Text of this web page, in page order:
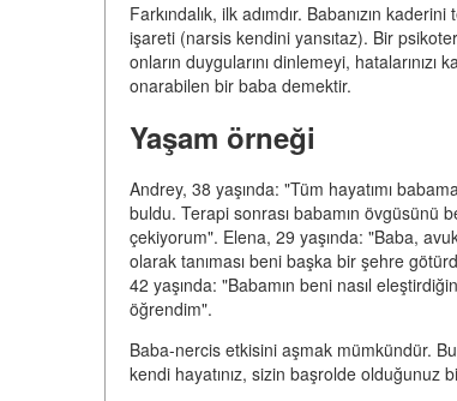
Farkındalık, ilk adımdır. Babanızın
işareti (narsis kendini yansıtaz). Bir
onların duygularını dinlemeyi,
onarabilen bir baba demektir.
Yaşam örneği
Andrey, 38 yaşında: "Tüm hayatımı
buldu. Terapi sonrası babamın övgüsünü
çekiyorum". Elena, 29 yaşında: "Baba,
olarak tanıması beni başka bir şehre
42 yaşında: "Babamın beni nasıl
öğrendim".
Baba-nercis etkisini aşmak mümkündür.
kendi hayatınız, sizin başrolde olduğunuz